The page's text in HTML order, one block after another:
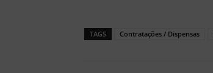
TAGS Contratações / Dispensas